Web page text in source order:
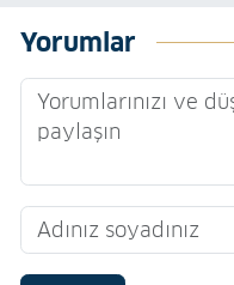
Yorumlar